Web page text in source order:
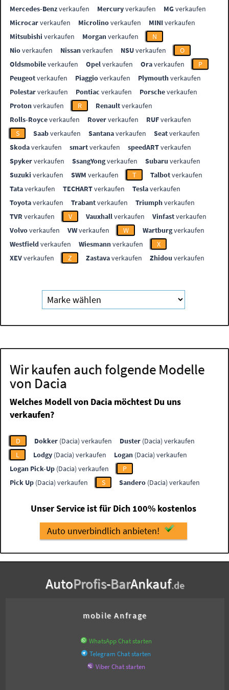
Mercedes-Benzverkaufen Mercuryverkaufen MGverkaufen
Microcarverkaufen Microlinoverkaufen MINIverkaufen
Mitsubishi verkaufen Morganverkaufen
N
Nioverkaufen Nissanverkaufen NSUverkaufen
O
Oldsmobileverkaufen Opelverkaufen Oraverkaufen
P
Peugeotverkaufen Piaggioverkaufen Plymouthverkaufen
Polestarverkaufen Pontiac verkaufen Porscheverkaufen
Protonverkaufen R Renaultverkaufen
Rolls-Royceverkaufen Roververkaufen RUFverkaufen
S
Saabverkaufen Santanaverkaufen Seatverkaufen
Skodaverkaufen smartverkaufen speedARTverkaufen
Spykerverkaufen SsangYongverkaufen Subaru verkaufen
Suzuki verkaufen SWM verkaufen T Talbotverkaufen
Tataverkaufen TECHARTverkaufen Teslaverkaufen
Toyotaverkaufen Trabantverkaufen Triumphverkaufen
TVR verkaufen V Vauxhallverkaufen Vinfastverkaufen
Volvoverkaufen VWverkaufen W Wartburgverkaufen
Westfieldverkaufen Wiesmannverkaufen
X
XEVverkaufen Z Zastavaverkaufen Zhidou verkaufen
Wir kaufen auch folgende Modelle
von Dacia
Welches Modell von Dacia möchtest Du uns
verkaufen?
D Dokker (Dacia) verkaufen Duster (Dacia) verkaufen
L
Lodgy (Dacia) verkaufen Logan (Dacia) verkaufen
Logan Pick-Up (Dacia) verkaufen
P
Pick Up (Dacia) verkaufen S Sandero (Dacia) verkaufen
Unser Service ist für Dich 100% kostenlos
Auto unverbindlich anbieten!
AutoProfis-BarAnkauf.de
mobile Anfrage
WhatsApp Chat starten
Telegram Chat starten
Viber Chat starten